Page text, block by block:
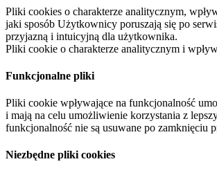
Pliki cookies o charakterze analitycznym,
jaki sposób Użytkownicy poruszają się po
przyjazną i intuicyjną dla użytkownika.
Pliki cookie o charakterze analitycznym i
Funkcjonalne pliki
Pliki cookie wpływające na funkcjonalność
i mają na celu umożliwienie korzystania z
funkcjonalność nie są usuwane po zamknięciu
Niezbędne pliki cookies